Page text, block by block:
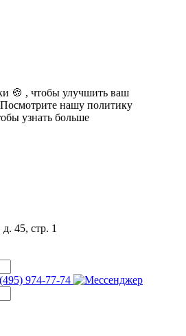
🍪 , чтобы улучшить ваш
нашу политику
узнать больше
45, стр. 1
974-77-74